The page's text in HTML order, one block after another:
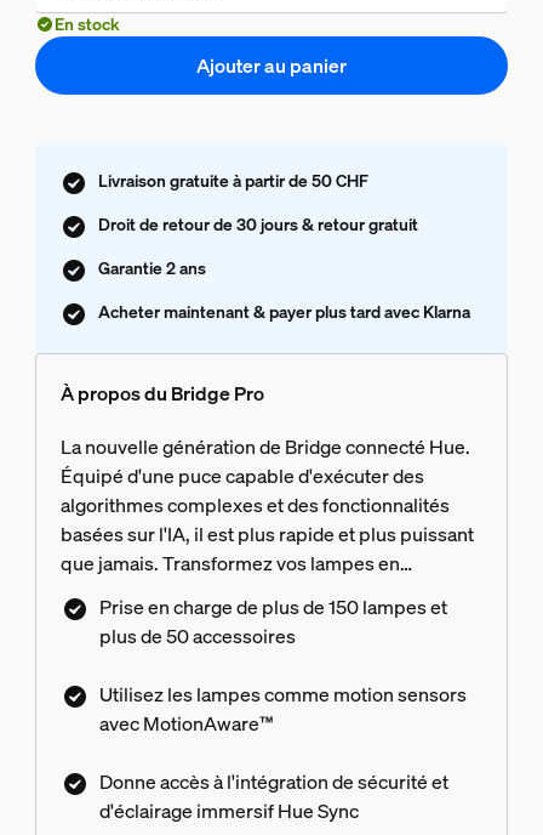
En stock
Ajouter au panier
Livraison gratuite à partir de 50 CHF
Droit de retour de 30 jours & retour gratuit
Garantie 2 ans
Acheter maintenant & payer plus tard avec Klarna
À propos du Bridge Pro
La nouvelle génération de Bridge connecté Hue.
Équipé d'une puce capable d'exécuter des
algorithmes complexes et des fonctionnalités
basées sur l'IA, il est plus rapide et plus puissant
que jamais. Transformez vos lampes en
détecteurs de mouvement avec MotionAware™,
combinez votre système de sécurité et votre
éclairage, et bien plus encore.
Prise en charge de plus de 150 lampes et
plus de 50 accessoires
Utilisez les lampes comme motion sensors
avec MotionAware™
Donne accès à l'intégration de sécurité et
d'éclairage immersif Hue Sync